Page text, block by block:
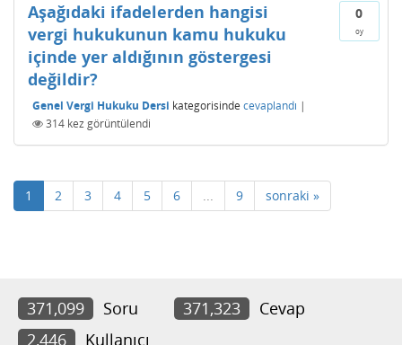
0
oy
Aşağıdaki ifadelerden hangisi
vergi hukukunun kamu hukuku
içinde yer aldığının göstergesi
değildir?
Genel Vergi Hukuku Dersi kategorisinde cevaplandı |
314 kez görüntülendi
1 2 3 4 5 6 ... 9 sonraki »
371,099 Soru 371,323
Cevap
2,446
Kullanıcı